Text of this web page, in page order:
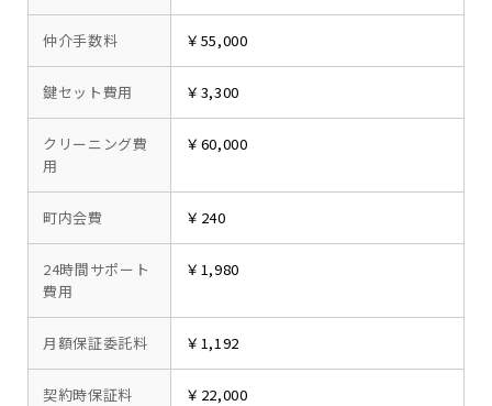
仲介手数料 ￥55,000
鍵セット費用 ￥3,300
クリーニング費
用
￥60,000
町内会費 ￥240
24時間サポート
費用
￥1,980
月額保証委託料 ￥1,192
契約時保証料 ￥22,000